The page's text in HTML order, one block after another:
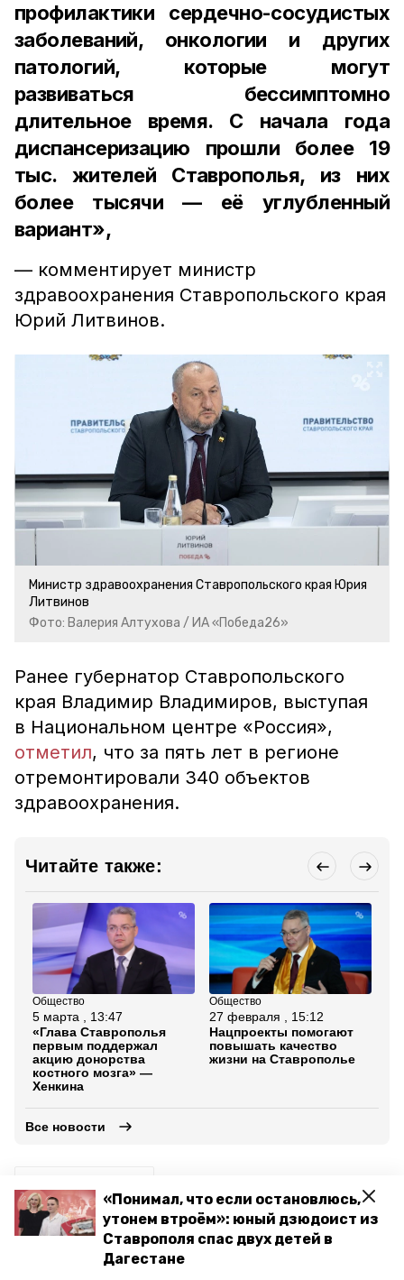
«Понимал, что если остановлюсь,
утонем втроём»: юный дзюдоист из
Ставрополя спас двух детей в
Дагестане
профилактики сердечно-сосудистых
заболеваний, онкологии и других
патологий, которые могут
развиваться бессимптомно
длительное время. С начала года
диспансеризацию прошли более 19
тыс. жителей Ставрополья, из них
более тысячи — её углубленный
вариант»,
— комментирует министр
здравоохранения Ставропольского края
Юрий Литвинов.
Министр здравоохранения Ставропольского края Юрия
Литвинов
Фото: Валерия Алтухова / ИА «Победа26»
Ранее губернатор Ставропольского
края Владимир Владимиров, выступая
в Национальном центре «Россия»,
отметил, что за пять лет в регионе
отремонтировали 340 объектов
здравоохранения.
Читайте также:
Общество
5 марта , 13:47
«Глава Ставрополья
первым поддержал
акцию донорства
костного мозга» —
Хенкина
Общество
27 февраля , 15:12
Нацпроекты помогают
повышать качество
жизни на Ставрополье
Все новости
минздрав ставропольского края
юрий литвинов